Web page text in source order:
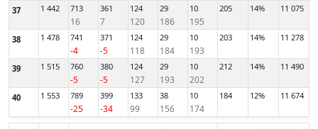
37 1 442 713
16
361
7
124
120
29
186
10
195
205 14% 11 075
38 1 478 741
-4
371
-5
124
118
29
184
10
193
203 14% 11 278
39 1 515 760
-5
380
-5
124
127
29
193
10
202
212 14% 11 490
40 1 553 789
-25
399
-34
133
99
38
156
10
174
184 12% 11 674